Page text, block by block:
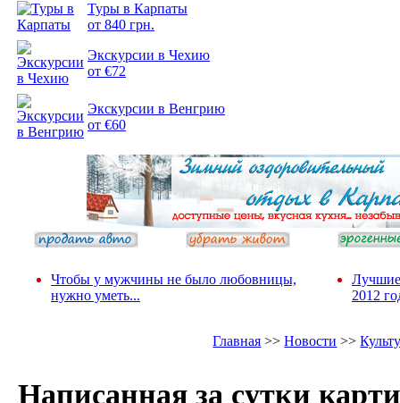
Туры в Карпаты
от 840 грн.
Экскурсии в Чехию
от €72
Экскурсии в Венгрию
от €60
Чтобы у мужчины не было любовницы,
нужно уметь...
Лучшие
2012
Главная >>Новости >>
Написанная за сутки